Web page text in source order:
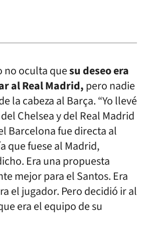
no oculta quesu deseo era
al Real Madrid,pero nadie
la cabeza al Barça. “Yo llevé
Chelsea y del Real Madrid
Barcelona fue directa al
que fuese al Madrid,
Era una propuesta
mejor para el Santos. Era
el jugador. Pero decidió ir al
era el equipo de su